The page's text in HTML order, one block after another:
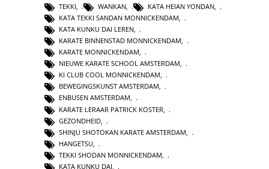
TEKKI
WANKAN KATA HEIAN YONDAN
KATA TEKKI SANDAN MONNICKENDAM,
KATA KUNKU DAI LEREN,
KARATE BINNENSTAD MONNICKENDAM,
KARATE MONNICKENDAM,
NIEUWE KARATE SCHOOL AMSTERDAM,
KI CLUB COOL MONNICKENDAM,
BEWEGINGSKUNST AMSTERDAM,
ENBUSEN AMSTERDAM,
KARATE LERAAR PATRICK KOSTER
GEZONDHEID
SHINJU SHOTOKAN KARATE AMSTERDAM
HANGETSU
TEKKI SHODAN MONNICKENDAM
KATA KUNKU DAI